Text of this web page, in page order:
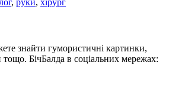
знайти гумористичні картинки,
БічБалда в соціальних мережах: